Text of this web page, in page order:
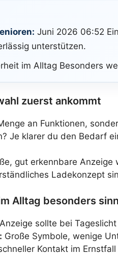
Juni 2026 06:52
unterstützen.
im Alltag Besonders
zuerst ankommt
an Funktionen,
Je klarer du den Bedarf
gut erkennbare
Ladekonzept
Alltag besonders
sollte bei
Große Symbole, wenige
Kontakt im